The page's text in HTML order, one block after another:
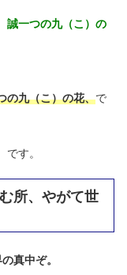
誠一つの九（こ）の
の九（こ）の花、で
です。
所、やがて世
真中ぞ。